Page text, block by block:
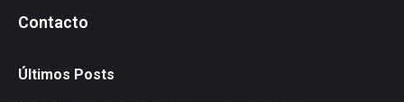
Contacto
Últimos Posts